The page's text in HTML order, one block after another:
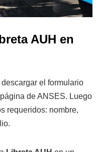
AUH en
el formulario
de ANSES. Luego
requeridos: nombre,